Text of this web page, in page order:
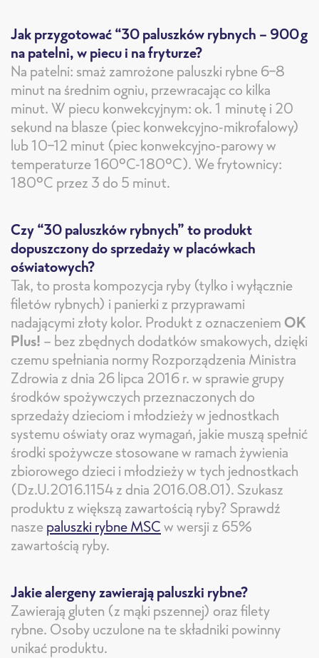
Jak przygotować “30 paluszków rybnych – 900g
na patelni, w piecu i na fryturze?
Na patelni: smaż zamrożone paluszki rybne 6–8
minut na średnim ogniu, przewracając co kilka
minut. W piecu konwekcyjnym: ok. 1 minutę i 20
sekund na blasze (piec konwekcyjno-mikrofalowy)
lub 10-12 minut (piec konwekcyjno-parowy w
temperaturze 160°C-180°C). We frytownicy:
180°C przez 3 do 5 minut.
Czy “30 paluszków rybnych” to produkt
dopuszczony do sprzedaży w placówkach
oświatowych?
Tak, to prosta kompozycja ryby (tylko i wyłącznie
filetów rybnych) i panierki z przyprawami
nadającymi złoty kolor. Produkt z oznaczeniem OK
Plus! – bez zbędnych dodatków smakowych, dzięki
czemu spełniania normy Rozporządzenia Ministra
Zdrowia z dnia 26 lipca 2016 r. w sprawie grupy
środków spożywczych przeznaczonych do
sprzedaży dzieciom i młodzieży w jednostkach
systemu oświaty oraz wymagań, jakie muszą spełnić
środki spożywcze stosowane w ramach żywienia
zbiorowego dzieci i młodzieży w tych jednostkach
(Dz.U.2016.1154 z dnia 2016.08.01). Szukasz
produktu z większą zawartością ryby? Sprawdź
naszepaluszki rybne MSCw wersji z 65%
zawartością ryby.
Jakie alergeny zawierają paluszki rybne?
Zawierają gluten (z mąki pszennej) oraz filety
rybne. Osoby uczulone na te składniki powinny
unikać produktu.